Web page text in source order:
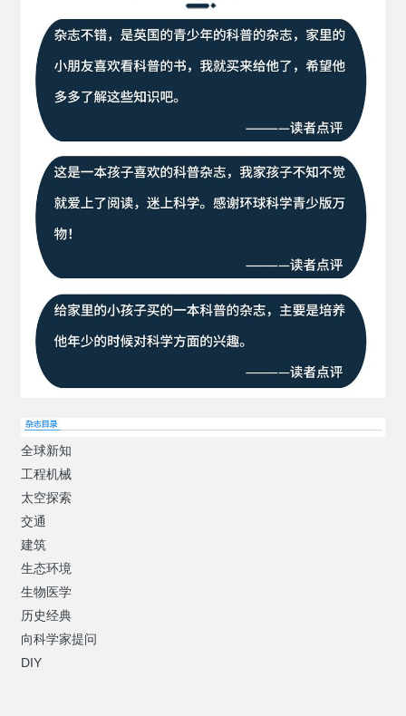
全球新知
工程机械
太空探索
交通
建筑
生态环境
生物医学
历史经典
向科学家提问
DIY